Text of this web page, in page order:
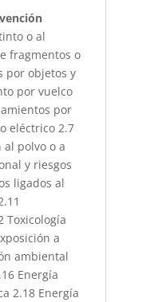
o al
fragmentos o
por objetos y
por vuelco
por
eléctrico 2.7
al polvo o a
y riesgos
ligados al
Toxicología
a
ambiental
Energía
2.18 Energía